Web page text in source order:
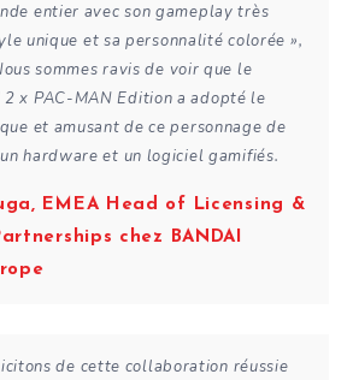
entier avec son gameplay très
unique et sa personnalité colorée »,
sommes ravis de voir que le
2 x PAC-MAN Edition a adopté le
et amusant de ce personnage de
hardware et un logiciel gamifiés.
EMEA Head of Licensing &
chez BANDAI
de cette collaboration réussie